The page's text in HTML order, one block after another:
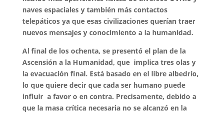
naves espaciales y también más contactos
telepáticos ya que esas civilizaciones querían traer
nuevos mensajes y conocimiento a la humanidad.
Al final de los ochenta, se presentó el plan de la
Ascensión a la Humanidad, que implica tres olas y
la evacuación final. Está basado en el libre albedrío,
lo que quiere decir que cada ser humano puede
influir a favor o en contra. Precisamente, debido a
que la masa crítica necesaria no se alcanzó en la